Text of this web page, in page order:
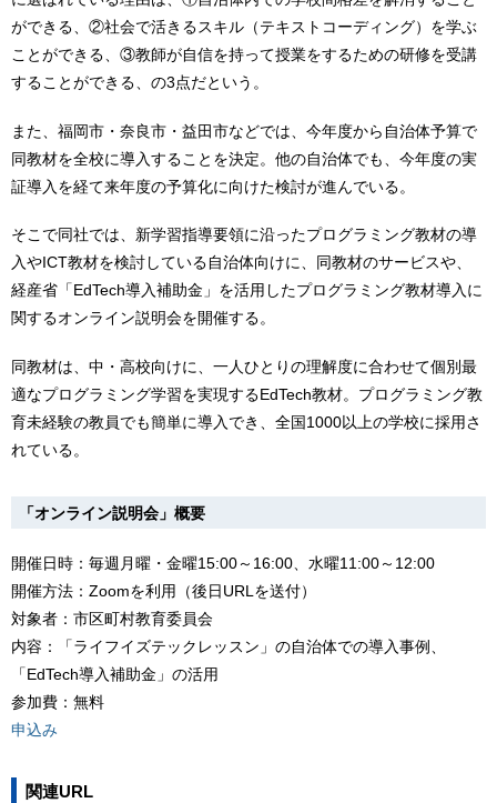
ができる、②社会で活きるスキル（テキストコーディング）を学ぶ
ことができる、③教師が自信を持って授業をするための研修を受講
することができる、の3点だという。
また、福岡市・奈良市・益田市などでは、今年度から自治体予算で
同教材を全校に導入することを決定。他の自治体でも、今年度の実
証導入を経て来年度の予算化に向けた検討が進んでいる。
そこで同社では、新学習指導要領に沿ったプログラミング教材の導
入やICT教材を検討している自治体向けに、同教材のサービスや、
経産省「EdTech導入補助金」を活用したプログラミング教材導入に
関するオンライン説明会を開催する。
同教材は、中・高校向けに、一人ひとりの理解度に合わせて個別最
適なプログラミング学習を実現するEdTech教材。プログラミング教
育未経験の教員でも簡単に導入でき、全国1000以上の学校に採用さ
れている。
「オンライン説明会」概要
開催日時：毎週月曜・金曜15:00～16:00、水曜11:00～12:00
開催方法：Zoomを利用（後日URLを送付）
対象者：市区町村教育委員会
内容：「ライフイズテックレッスン」の自治体での導入事例、
「EdTech導入補助金」の活用
参加費：無料
申込み
関連URL